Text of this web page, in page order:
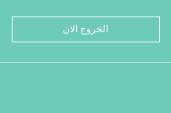
الخروج الان